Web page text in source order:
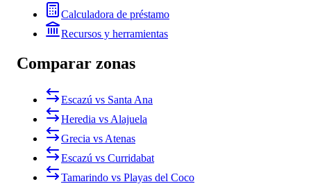
Calculadora de préstamo
Recursos y herramientas
Comparar zonas
Escazú vs Santa Ana
Heredia vs Alajuela
Grecia vs Atenas
Escazú vs Curridabat
Tamarindo vs Playas del Coco